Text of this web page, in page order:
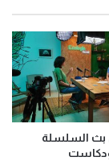
بث السلسلة